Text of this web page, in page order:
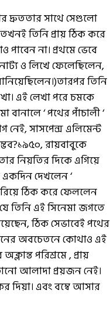
দ্রুততার সাথে সেগুলো
তিনি প্রায় ঠিক করে
না। প্রথমে ভেবে
ও লিখে ফেলেছিলেন,
তিনি
এই লেখা পরে চমকে
‘ পথের পাঁচালী ‘
নেই, সাসপেন্স এলিমেন্ট
রায়বাবুকে
নিয়তির দিকে এগিয়ে
দেখলেন ‘
ঠিক করে ফেললেন
তিনি এই সিনেমা জগতে
ঠিক সেভাবেই পথের
অবচেতনে কোথাও এই
পরিশ্রমে , প্রায়
আলাদা প্রয়জন নেই।
দিয়া। এবং বম্বে আসার